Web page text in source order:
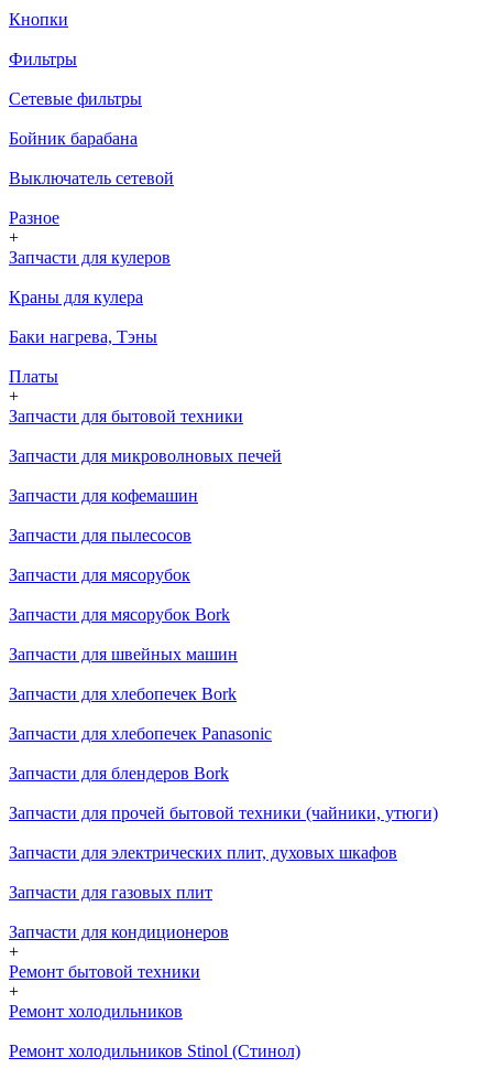
Кнопки
Фильтры
Сетевые фильтры
Бойник барабана
Выключатель сетевой
Разное
+
Запчасти для кулеров
Краны для кулера
Баки нагрева, Тэны
Платы
+
Запчасти для бытовой техники
Запчасти для микроволновых печей
Запчасти для кофемашин
Запчасти для пылесосов
Запчасти для мясорубок
Запчасти для мясорубок Bork
Запчасти для швейных машин
Запчасти для хлебопечек Bork
Запчасти для хлебопечек Panasonic
Запчасти для блендеров Bork
Запчасти для прочей бытовой техники (чайники, утюги)
Запчасти для электрических плит, духовых шкафов
Запчасти для газовых плит
Запчасти для кондиционеров
+
Ремонт бытовой техники
+
Ремонт холодильников
Ремонт холодильников Stinol (Стинол)